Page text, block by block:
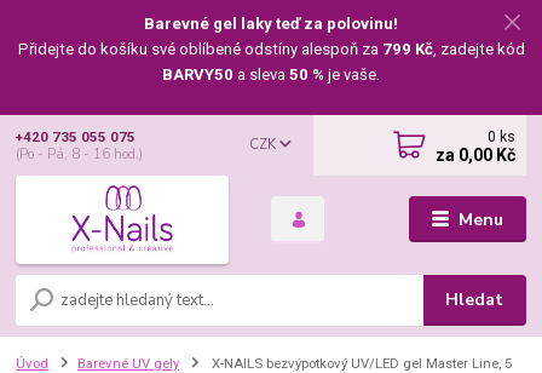
Barevné gel laky teď za polovinu!
Přidejte do košíku své oblíbené odstíny alespoň za 799 Kč, zadejte kód
BARVY50 a sleva 50 % je vaše.
Menu
CZK
Hledat
+420 735 055 075
(Po - Pá, 8 - 16 hod.)
0 ks
za 0,00 Kč
Úvod Barevné UV gely
X-NAILS bezvýpotkový UV/LED gel Master Line, 5